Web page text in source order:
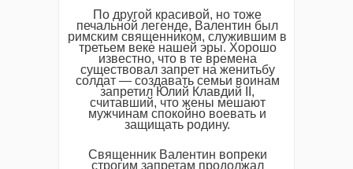
По другой красивой, но тоже
печальной легенде, Валентин был
римским священником, служившим в
третьем веке нашей эры. Хорошо
известно, что в те времена
существовал запрет на женитьбу
солдат — создавать семьи воинам
запретил Юлий Клавдий II,
считавший, что жены мешают
мужчинам спокойно воевать и
защищать родину.
Священник Валентин вопреки
строгим запретам продолжал